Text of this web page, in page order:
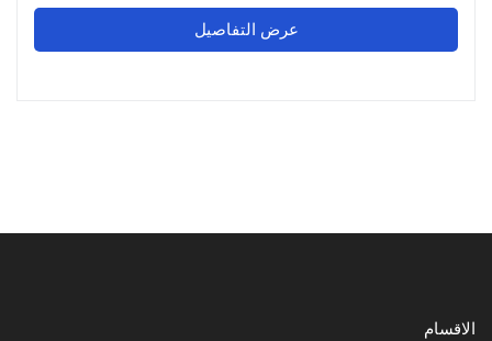
عرض التفاصيل
الاقسام